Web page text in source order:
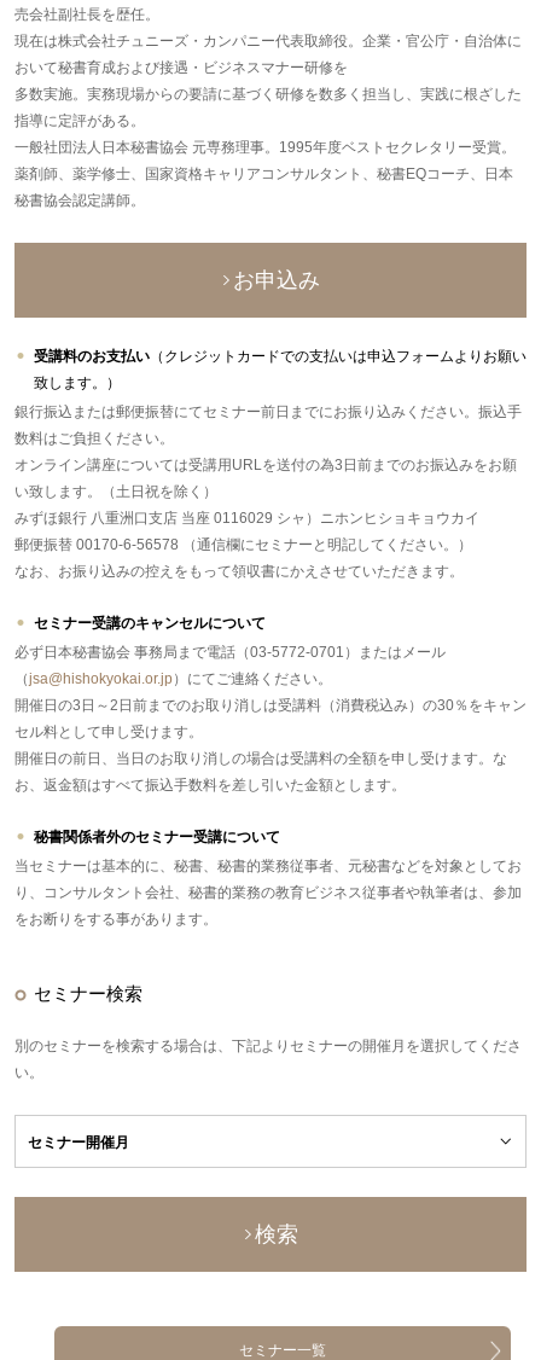
売会社副社長を歴任。
現在は株式会社チュニーズ・カンパニー代表取締役。企業・官公庁・自治体に
おいて秘書育成および接遇・ビジネスマナー研修を
多数実施。実務現場からの要請に基づく研修を数多く担当し、実践に根ざした
指導に定評がある。
一般社団法人日本秘書協会 元専務理事。1995年度ベストセクレタリー受賞。
薬剤師、薬学修士、国家資格キャリアコンサルタント、秘書EQコーチ、日本
秘書協会認定講師。
お申込み
受講料のお支払い （クレジットカードでの支払いは申込フォームよりお願い
致します。）
銀行振込または郵便振替にてセミナー前日までにお振り込みください。振込手
数料はご負担ください。
オンライン講座については受講用URLを送付の為3日前までのお振込みをお願
い致します。（土日祝を除く）
みずほ銀行 八重洲口支店 当座 0116029 シャ）ニホンヒショキョウカイ
郵便振替 00170-6-56578 （通信欄にセミナーと明記してください。）
なお、お振り込みの控えをもって領収書にかえさせていただきます。
セミナー受講のキャンセルについて
必ず日本秘書協会 事務局まで電話（03-5772-0701）またはメール
（jsa@hishokyokai.or.jp）にてご連絡ください。
開催日の3日～2日前までのお取り消しは受講料（消費税込み）の30％をキャン
セル料として申し受けます。
開催日の前日、当日のお取り消しの場合は受講料の全額を申し受けます。な
お、返金額はすべて振込手数料を差し引いた金額とします。
秘書関係者外のセミナー受講について
当セミナーは基本的に、秘書、秘書的業務従事者、元秘書などを対象としてお
り、コンサルタント会社、秘書的業務の教育ビジネス従事者や執筆者は、参加
をお断りをする事があります。
セミナー検索
別のセミナーを検索する場合は、下記よりセミナーの開催月を選択してくださ
い。
検索
セミナー一覧